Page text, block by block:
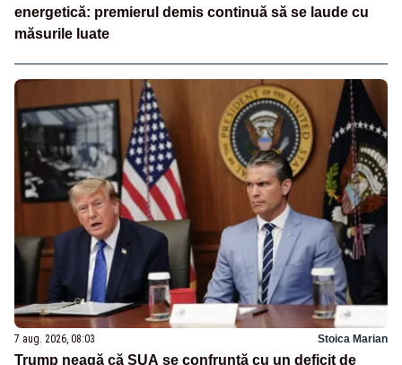
energetică: premierul demis continuă să se laude cu
măsurile luate
7 aug. 2026, 08:03 Stoica Marian
Trump neagă că SUA se confruntă cu un deficit de